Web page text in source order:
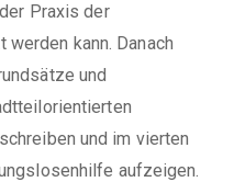
Praxis der
kann. Danach
und
und im vierten
aufzeigen.